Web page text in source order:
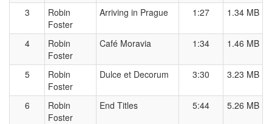
3
Robin
Foster
Arriving in Prague 1:27 1.34 MB
4
Robin
Foster
Café Moravia 1:34 1.46 MB
5
Robin
Foster
Dulce et Decorum 3:30 3.23 MB
6
Robin
Foster
End Titles 5:44 5.26 MB